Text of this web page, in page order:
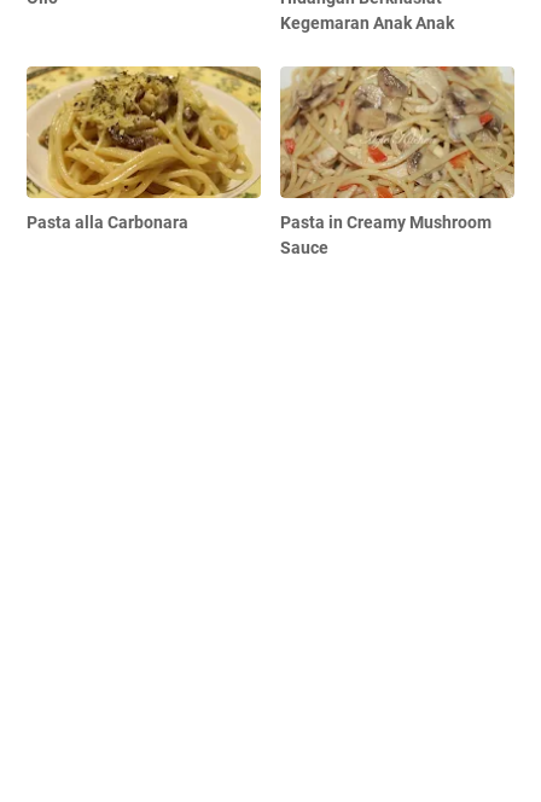
Kegemaran Anak Anak
Pasta alla Carbonara
Pasta in Creamy Mushroom
Sauce